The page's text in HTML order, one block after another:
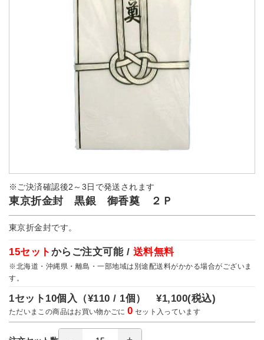
※ご決済確認後2～3日で発送されます
東京折金封 黒銀 御香奠 ２Ｐ
東京折金封です。
15セット からご注文可能 / 送料無料
※北海道・沖縄県・離島・一部地域は別途配送料がかかる場合がございま
す。
1セット10個入（¥110 / 1個）¥1,100(税込)
ただいまこの商品はお買い物かごに0 セット入っています